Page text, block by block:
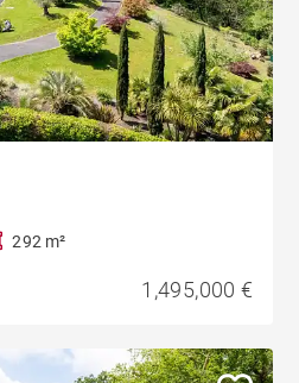
292 m²
1,495,000 €